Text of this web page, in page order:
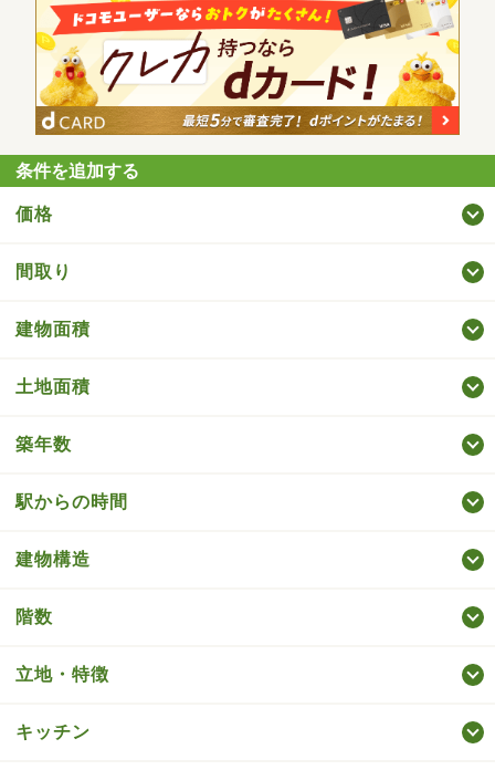
条件を追加する
価格
間取り
建物面積
土地面積
築年数
駅からの時間
建物構造
階数
立地・特徴
キッチン